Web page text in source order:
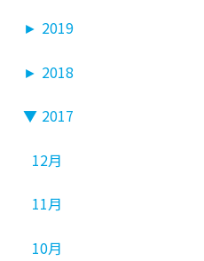
► 2019
► 2018
▼ 2017
12月
11月
10月